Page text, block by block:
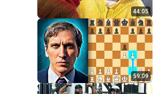
44:05
59:09